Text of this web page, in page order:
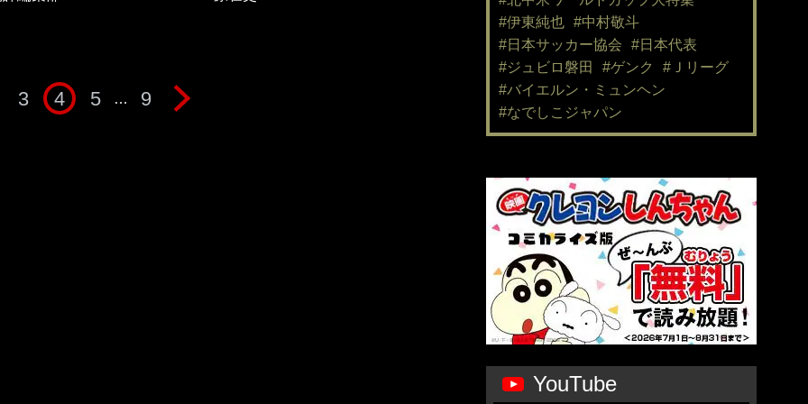
3 4 5 … 9
#伊東純也 #中村敬斗
#日本サッカー協会
#日本代表
#ジュビロ磐田
#ゲンク
#Ｊリーグ
#バイエルン・ミュンヘン
#なでしこジャパン
YouTube